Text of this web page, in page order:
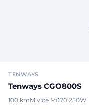
TENWAYS
Tenways CGO800S
100 kmMivice M070 250W